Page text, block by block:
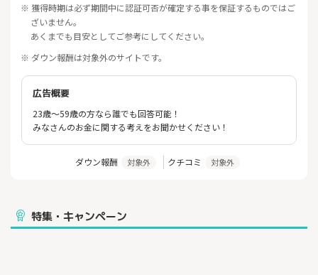
※ 獲得時期は必ず期間中に認証可否が確定する事を保証するものではご
ざいません。
あくまでも目安としてご参考にしてください。
※ ダウン報酬は対象外のサイトです。
広告概要
23歳～59歳の方なら誰でも回答可能！
みなさんのお金に関する考えをお聞かせください！
ダウン報酬 対象外 クチコミ 対象外
特集・キャンペーン